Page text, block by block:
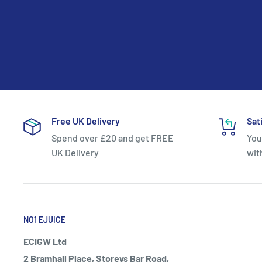
Free UK Delivery
Spend over £20 and get FREE
UK Delivery
NO1 EJUICE
ECIGW Ltd
2 Bramhall Place, Storeys Bar Road,